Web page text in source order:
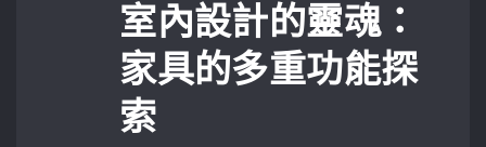
室內設計的靈魂：
家具的多重功能探
索